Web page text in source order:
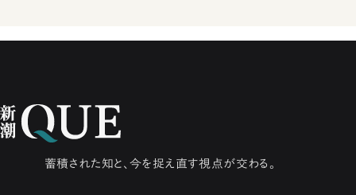
蓄積された知と、今を捉え直す視点が交わる。